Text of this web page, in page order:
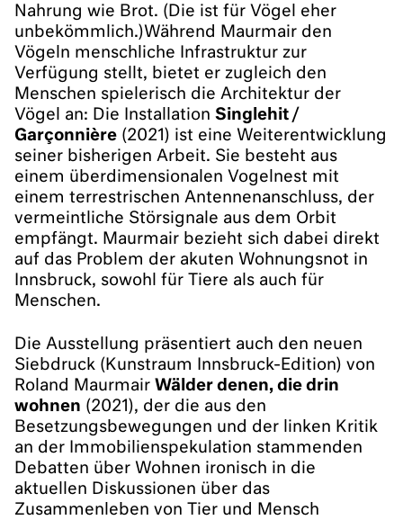
Nahrung wie Brot. (Die ist für Vögel eher
unbekömmlich.)Während Maurmair den
Vögeln menschliche Infrastruktur zur
Verfügung stellt, bietet er zugleich den
Menschen spielerisch die Architektur der
Vögel an: Die Installation Singlehit /
Garçonnière(2021) ist eine Weiterentwicklung
seiner bisherigen Arbeit. Sie besteht aus
einem überdimensionalen Vogelnest mit
einem terrestrischen Antennenanschluss, der
vermeintliche Störsignale aus dem Orbit
empfängt. Maurmair bezieht sich dabei direkt
auf das Problem der akuten Wohnungsnot in
Innsbruck, sowohl für Tiere als auch für
Menschen.
Die Ausstellung präsentiert auch den neuen
Siebdruck (Kunstraum Innsbruck-Edition) von
Roland Maurmair Wälder denen, die drin
wohnen (2021), der die aus den
Besetzungsbewegungen und der linken Kritik
an der Immobilienspekulation stammenden
Debatten über Wohnen ironisch in die
aktuellen Diskussionen über das
Zusammenleben von Tier und Mensch